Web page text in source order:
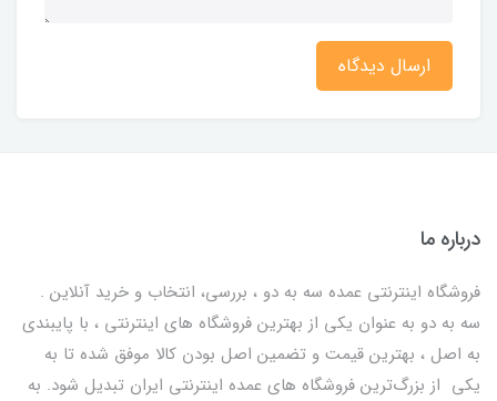
ارسال دیدگاه
درباره ما
فروشگاه اینترنتی عمده سه به دو ، بررسی، انتخاب و خرید آنلاین .
سه به دو به عنوان یکی از بهترين فروشگاه های اینترنتی ، با پایبندی
به اصل ، بهترين قيمت و تضمین اصل‌ بودن کالا موفق شده تا به
يكي از بزرگ‌ترين فروشگاه هاي عمده اینترنتی ایران تبدیل شود. به